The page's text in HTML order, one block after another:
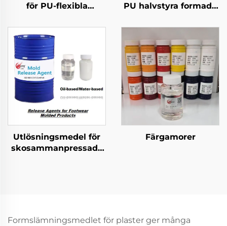
för PU-flexibla
produkter
PU halvstyra formade
Utlösningsmedel för
skosammanpressade
Färgamorer
Formslämningsmedlet för plaster ger många